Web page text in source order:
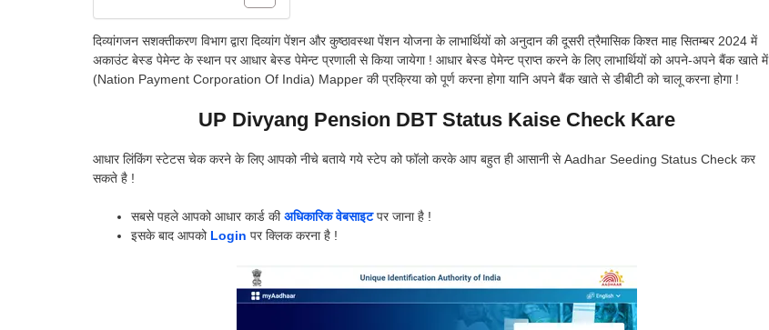
दिव्यांगजन सशक्तीकरण विभाग द्वारा दिव्यांग पेंशन और कुष्ठावस्था पेंशन योजना के लाभार्थियों को अनुदान की दूसरी त्रैमासिक किश्त माह सितम्बर 2024 में
अकाउंट बेस्ड पेमेन्ट के स्थान पर आधार बेस्ड पेमेन्ट प्रणाली से किया जायेगा ! आधार बेस्ड पेमेन्ट प्राप्त करने के लिए लाभार्थियों को अपने-अपने बैंक खाते में
(Nation Payment Corporation Of India) Mapper की प्रक्रिया को पूर्ण करना होगा यानि अपने बैंक खाते से डीबीटी को चालू करना होगा !
UP Divyang Pension DBT Status Kaise Check Kare
आधार लिंकिंग स्टेटस चेक करने के लिए आपको नीचे बताये गये स्टेप को फॉलो करके आप बहुत ही आसानी से Aadhar Seeding Status Check कर
सकते है !
सबसे पहले आपको आधार कार्ड कीअधिकारिक वेबसाइटपर जाना है !
इसके बाद आपको Login पर क्लिक करना है !